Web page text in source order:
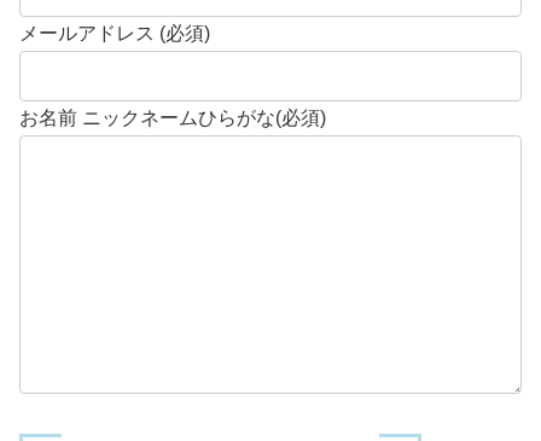
メールアドレス (必須)
お名前 ニックネームひらがな(必須)